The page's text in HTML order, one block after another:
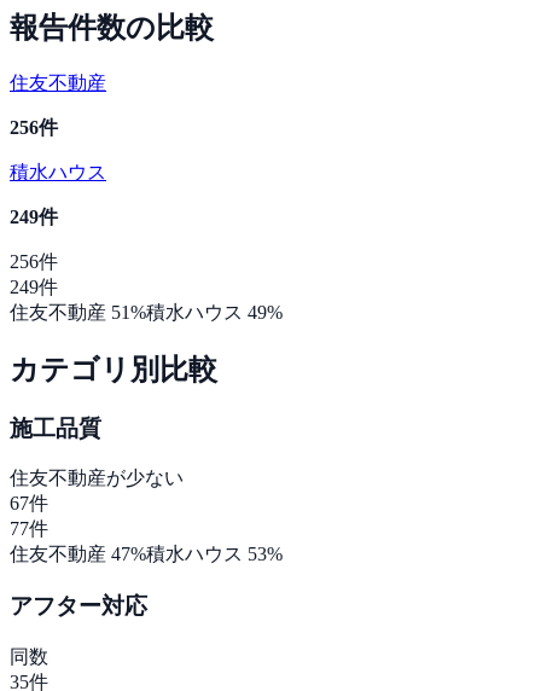
報告件数の比較
住友不動産
256件
積水ハウス
249件
256件
249件
住友不動産 51%積水ハウス 49%
カテゴリ別比較
施工品質
住友不動産が少ない
67件
77件
住友不動産 47%積水ハウス 53%
アフター対応
同数
35件